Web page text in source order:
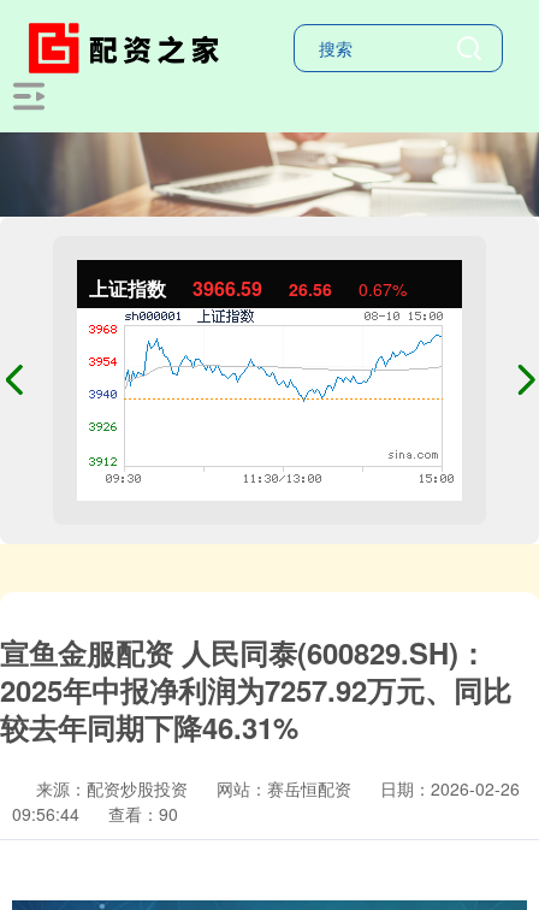
上证指数 3966.59 26.56 0.67%
宣鱼金服配资 人民同泰(600829.SH)：
2025年中报净利润为7257.92万元、同比
较去年同期下降46.31%
来源：配资炒股投资 网站：赛岳恒配资
日期：2026-02-26
09:56:44
查看：90